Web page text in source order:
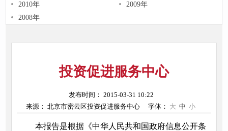
2010年
2009年
2008年
投资促进服务中心
发布时间： 2015-03-31 10:22
来源： 北京市密云区投资促进服务中心
字体： 大 中 小
本报告是根据《中华人民共和国政府信息公开条